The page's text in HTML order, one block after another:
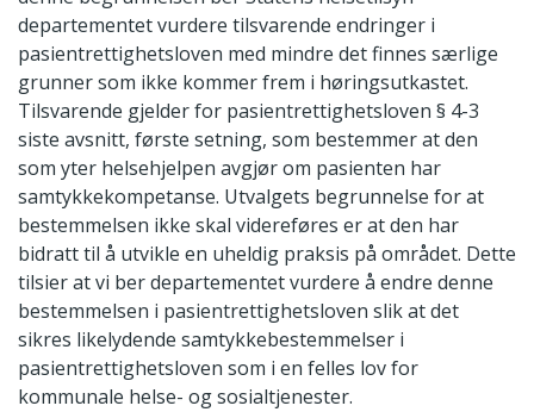
departementet vurdere tilsvarende endringer i
pasientrettighetsloven med mindre det finnes særlige
grunner som ikke kommer frem i høringsutkastet.
Tilsvarende gjelder for pasientrettighetsloven § 4-3
siste avsnitt, første setning, som bestemmer at den
som yter helsehjelpen avgjør om pasienten har
samtykkekompetanse. Utvalgets begrunnelse for at
bestemmelsen ikke skal videreføres er at den har
bidratt til å utvikle en uheldig praksis på området. Dette
tilsier at vi ber departementet vurdere å endre denne
bestemmelsen i pasientrettighetsloven slik at det
sikres likelydende samtykkebestemmelser i
pasientrettighetsloven som i en felles lov for
kommunale helse- og sosialtjenester.